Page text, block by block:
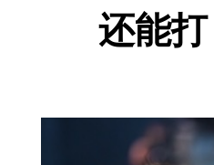
还能